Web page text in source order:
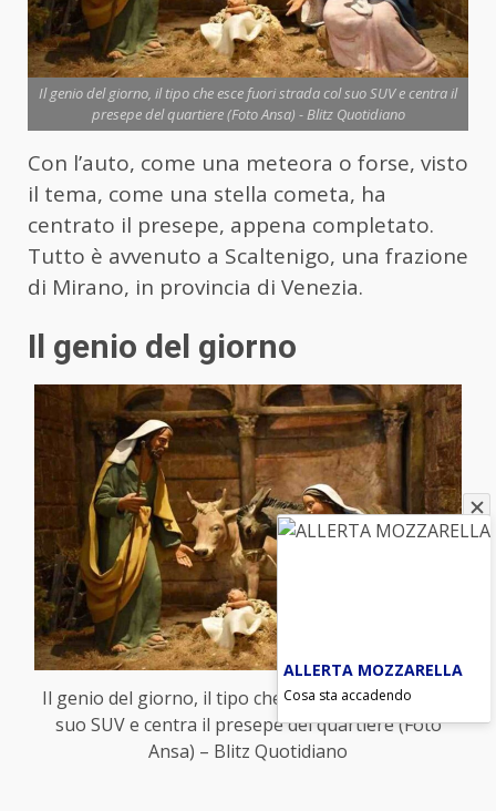
Il genio del giorno, il tipo che esce fuori strada col suo SUV e centra il
presepe del quartiere (Foto Ansa) - Blitz Quotidiano
Con l’auto, come una meteora o forse, visto
il tema, come una stella cometa, ha
centrato il presepe, appena completato.
Tutto è avvenuto a Scaltenigo, una frazione
di Mirano, in provincia di Venezia.
Il genio del giorno
Il genio del giorno, il tipo che esce fuori strada col
suo SUV e centra il presepe del quartiere (Foto
Ansa) – Blitz Quotidiano
ALLERTA MOZZARELLA
Cosa sta accadendo